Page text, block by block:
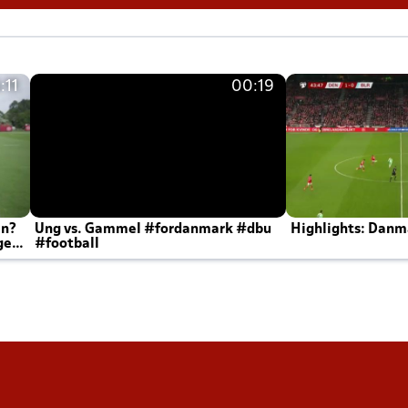
00:19
Ung vs. Gammel #fordanmark #dbu
#football
Highlights: